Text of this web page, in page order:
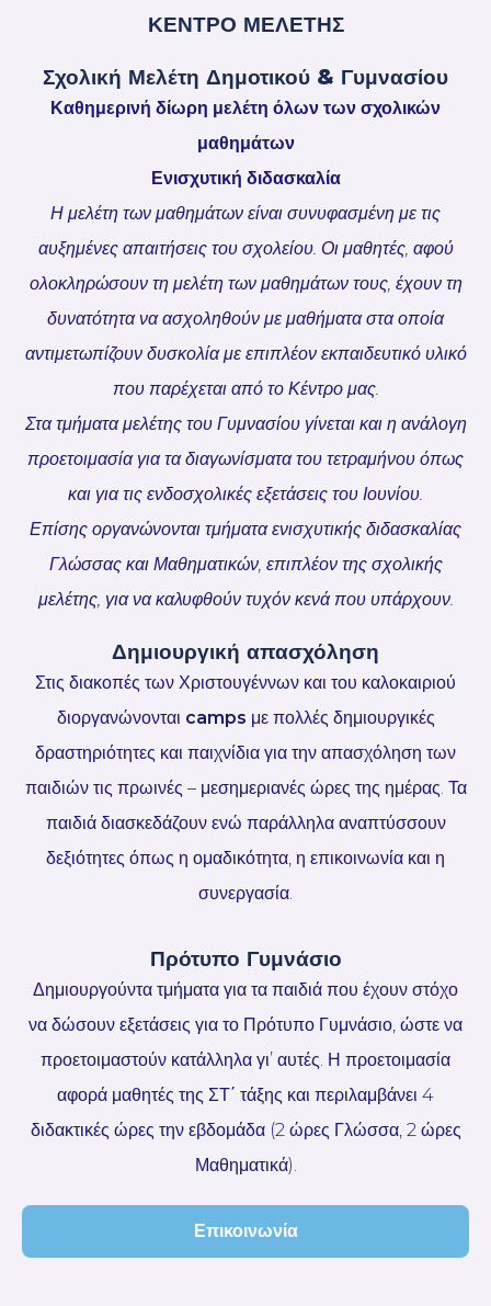
ΚΕΝΤΡΟ ΜΕΛΕΤΗΣ
Σχολική Μελέτη Δημοτικού & Γυμνασίου
Καθημερινή δίωρη μελέτη όλων των σχολικών
μαθημάτων
Ενισχυτική διδασκαλία
Η μελέτη των μαθημάτων είναι συνυφασμένη με τις
αυξημένες απαιτήσεις του σχολείου. Οι μαθητές, αφού
ολοκληρώσουν τη μελέτη των μαθημάτων τους, έχουν τη
δυνατότητα να ασχοληθούν με μαθήματα στα οποία
αντιμετωπίζουν δυσκολία με επιπλέον εκπαιδευτικό υλικό
που παρέχεται από το Κέντρο μας.
Στα τμήματα μελέτης του Γυμνασίου γίνεται και η ανάλογη
προετοιμασία για τα διαγωνίσματα του τετραμήνου όπως
και για τις ενδοσχολικές εξετάσεις του Ιουνίου.
Επίσης οργανώνονται τμήματα ενισχυτικής διδασκαλίας
Γλώσσας και Μαθηματικών, επιπλέον της σχολικής
μελέτης, για να καλυφθούν τυχόν κενά που υπάρχουν.
Δημιουργική απασχόληση
Στις διακοπές των Χριστουγέννων και του καλοκαιριού
διοργανώνονται camps με πολλές δημιουργικές
δραστηριότητες και παιχνίδια για την απασχόληση των
παιδιών τις πρωινές – μεσημεριανές ώρες της ημέρας. Τα
παιδιά διασκεδάζουν ενώ παράλληλα αναπτύσσουν
δεξιότητες όπως η ομαδικότητα, η επικοινωνία και η
συνεργασία.
Πρότυπο Γυμνάσιο
Δημιουργούντα τμήματα για τα παιδιά που έχουν στόχο
να δώσουν εξετάσεις για το Πρότυπο Γυμνάσιο, ώστε να
προετοιμαστούν κατάλληλα γι’ αυτές. Η προετοιμασία
αφορά μαθητές της ΣΤ΄ τάξης και περιλαμβάνει 4
διδακτικές ώρες την εβδομάδα (2 ώρες Γλώσσα, 2 ώρες
Μαθηματικά).
Επικοινωνία